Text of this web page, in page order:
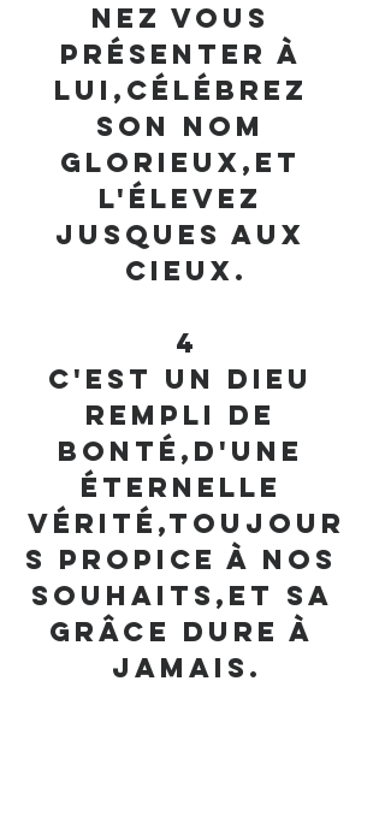
nez vous
présenter à
lui,Célébrez
son nom
glorieux,Et
l'élevez
jusques aux
cieux.
4
C'est un Dieu
rempli de
bonté,D'une
éternelle
vérité,Toujour
s propice à nos
souhaits,Et sa
grâce dure à
jamais.